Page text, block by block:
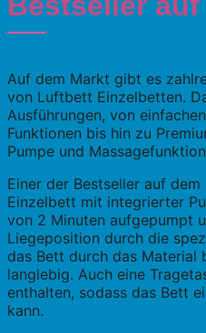
Auf dem Markt gibt es
von Luftbett Einzelbetten.
Ausführungen, von
Funktionen bis hin zu
Pumpe und
Einer der Bestseller auf
Einzelbett mit integrierter
von 2 Minuten aufgepumpt
Liegeposition durch die
das Bett durch das Material
langlebig. Auch eine
enthalten, sodass das Bett
kann.